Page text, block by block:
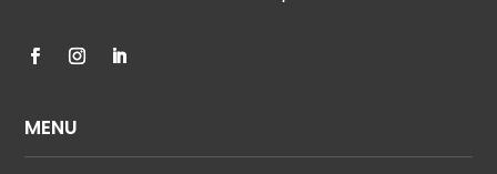
MENU